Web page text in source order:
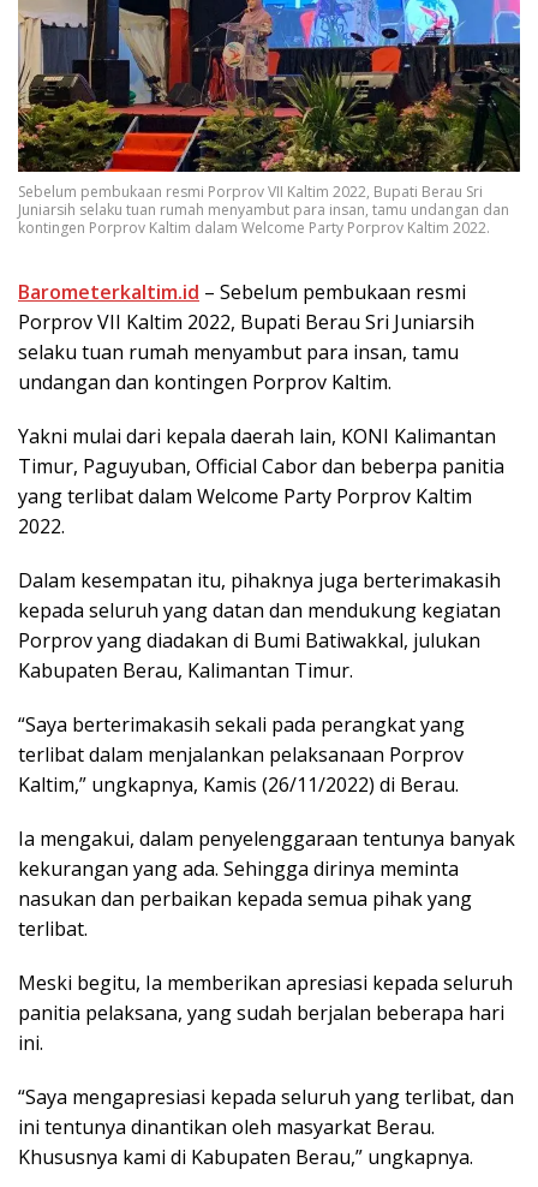
Sebelum pembukaan resmi Porprov VII Kaltim 2022, Bupati Berau Sri
Juniarsih selaku tuan rumah menyambut para insan, tamu undangan dan
kontingen Porprov Kaltim dalam Welcome Party Porprov Kaltim 2022.
Barometerkaltim.id – Sebelum pembukaan resmi
Porprov VII Kaltim 2022, Bupati Berau Sri Juniarsih
selaku tuan rumah menyambut para insan, tamu
undangan dan kontingen Porprov Kaltim.
Yakni mulai dari kepala daerah lain, KONI Kalimantan
Timur, Paguyuban, Official Cabor dan beberpa panitia
yang terlibat dalam Welcome Party Porprov Kaltim
2022.
Dalam kesempatan itu, pihaknya juga berterimakasih
kepada seluruh yang datan dan mendukung kegiatan
Porprov yang diadakan di Bumi Batiwakkal, julukan
Kabupaten Berau, Kalimantan Timur.
“Saya berterimakasih sekali pada perangkat yang
terlibat dalam menjalankan pelaksanaan Porprov
Kaltim,” ungkapnya, Kamis (26/11/2022) di Berau.
Ia mengakui, dalam penyelenggaraan tentunya banyak
kekurangan yang ada. Sehingga dirinya meminta
nasukan dan perbaikan kepada semua pihak yang
terlibat.
Meski begitu, Ia memberikan apresiasi kepada seluruh
panitia pelaksana, yang sudah berjalan beberapa hari
ini.
“Saya mengapresiasi kepada seluruh yang terlibat, dan
ini tentunya dinantikan oleh masyarkat Berau.
Khususnya kami di Kabupaten Berau,” ungkapnya.